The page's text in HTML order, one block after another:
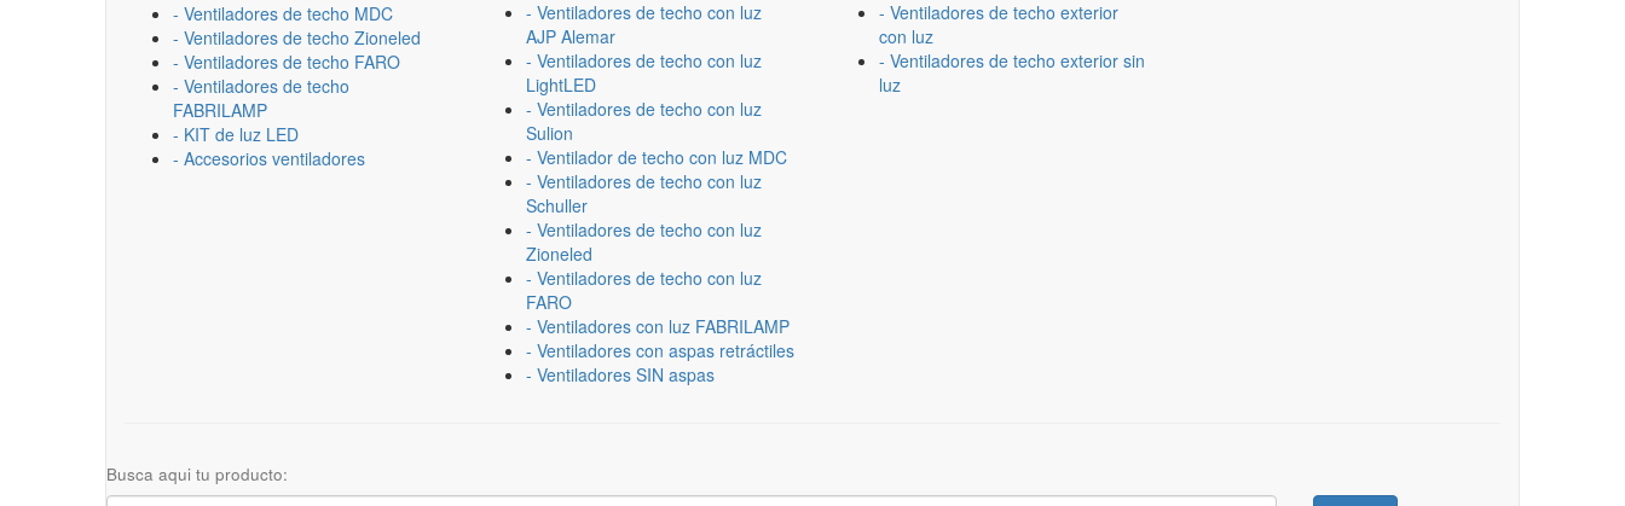
- Ventiladores de techo MDC
- Ventiladores de techo Zioneled
- Ventiladores de techo FARO
- Ventiladores de techo
FABRILAMP
- KIT de luz LED
- Accesorios ventiladores
- Ventiladores de techo con luz
AJP Alemar
- Ventiladores de techo con luz
LightLED
- Ventiladores de techo con luz
Sulion
- Ventilador de techo con luz MDC
- Ventiladores de techo con luz
Schuller
- Ventiladores de techo con luz
Zioneled
- Ventiladores de techo con luz
FARO
- Ventiladores con luz FABRILAMP
- Ventiladores con aspas retráctiles
- Ventiladores SIN aspas
- Ventiladores de techo exterior
con luz
- Ventiladores de techo exterior sin
luz
Busca aqui tu producto: